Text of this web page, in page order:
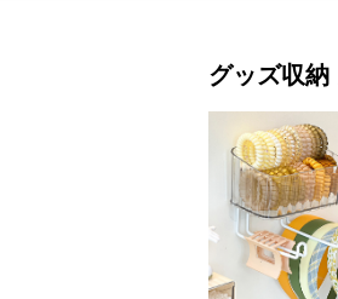
グッズ収納